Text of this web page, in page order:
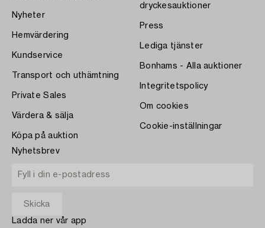
Nyheter
Hemvärdering
Kundservice
Transport och uthämtning
Private Sales
Värdera & sälja
Köpa på auktion
dryckesauktioner
Press
Lediga tjänster
Bonhams - Alla auktioner
Integritetspolicy
Om cookies
Cookie-inställningar
Nyhetsbrev
Ladda ner vår app